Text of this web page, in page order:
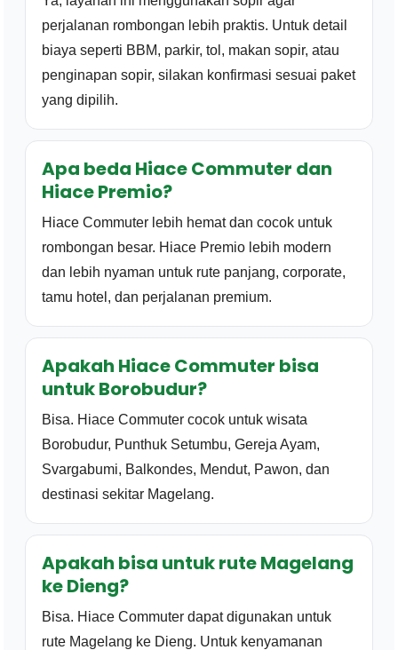
perjalanan rombongan lebih praktis. Untuk detail
biaya seperti BBM, parkir, tol, makan sopir, atau
penginapan sopir, silakan konfirmasi sesuai paket
yang dipilih.
Apa beda Hiace Commuter dan
Hiace Premio?
Hiace Commuter lebih hemat dan cocok untuk
rombongan besar. Hiace Premio lebih modern
dan lebih nyaman untuk rute panjang, corporate,
tamu hotel, dan perjalanan premium.
Apakah Hiace Commuter bisa
untuk Borobudur?
Bisa. Hiace Commuter cocok untuk wisata
Borobudur, Punthuk Setumbu, Gereja Ayam,
Svargabumi, Balkondes, Mendut, Pawon, dan
destinasi sekitar Magelang.
Apakah bisa untuk rute Magelang
ke Dieng?
Bisa. Hiace Commuter dapat digunakan untuk
rute Magelang ke Dieng. Untuk kenyamanan